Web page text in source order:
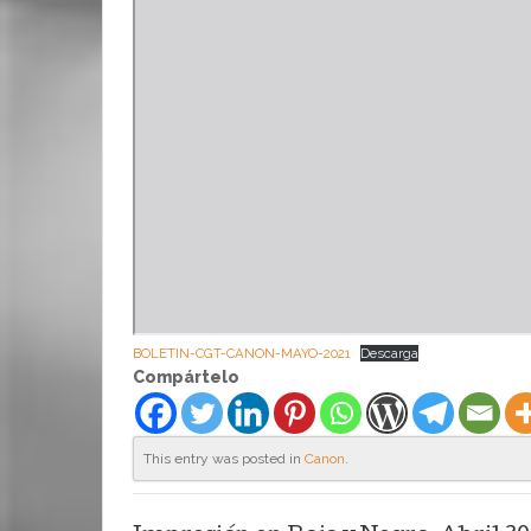
BOLETIN-CGT-CANON-MAYO-2021 Descarga
Compártelo
This entry was posted in Canon.